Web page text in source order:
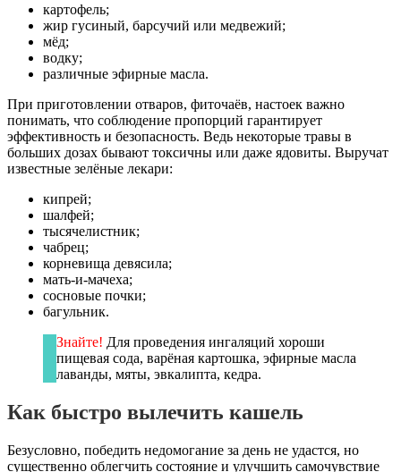
картофель;
жир гусиный, барсучий или медвежий;
мёд;
водку;
различные эфирные масла.
При приготовлении отваров, фиточаёв, настоек важно
понимать, что соблюдение пропорций гарантирует
эффективность и безопасность. Ведь некоторые травы в
больших дозах бывают токсичны или даже ядовиты. Выручат
известные зелёные лекари:
кипрей;
шалфей;
тысячелистник;
чабрец;
корневища девясила;
мать-и-мачеха;
сосновые почки;
багульник.
Знайте! Для проведения ингаляций хороши
пищевая сода, варёная картошка, эфирные масла
лаванды, мяты, эвкалипта, кедра.
Как быстро вылечить кашель
Безусловно, победить недомогание за день не удастся, но
существенно облегчить состояние и улучшить самочувствие